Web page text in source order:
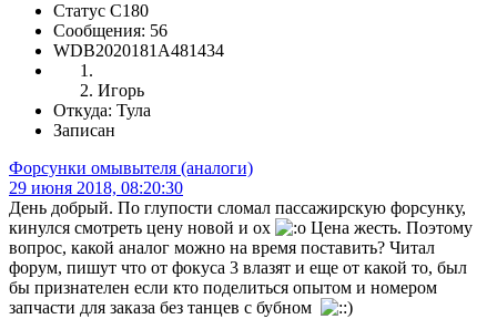
Статус C180
Сообщения: 56
WDB2020181A481434
Игорь
Откуда: Тула
Записан
Форсунки омывытеля (аналоги)
29 июня 2018, 08:20:30
День добрый. По глупости сломал пассажирскую форсунку,
кинулся смотреть цену новой и ох
Цена жесть. Поэтому
вопрос, какой аналог можно на время поставить? Читал
форум, пишут что от фокуса 3 влазят и еще от какой то, был
бы признателен если кто поделиться опытом и номером
запчасти для заказа без танцев с бубном